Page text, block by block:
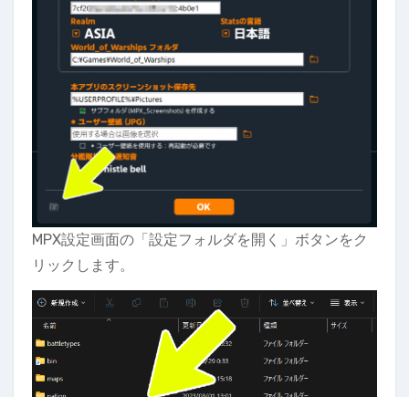
MPX設定画面の「設定フォルダを開く」ボタンをク
リックします。